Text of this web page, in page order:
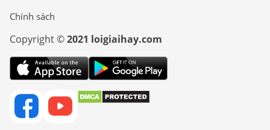
Chính sách
Copyright ©2021 loigiaihay.com